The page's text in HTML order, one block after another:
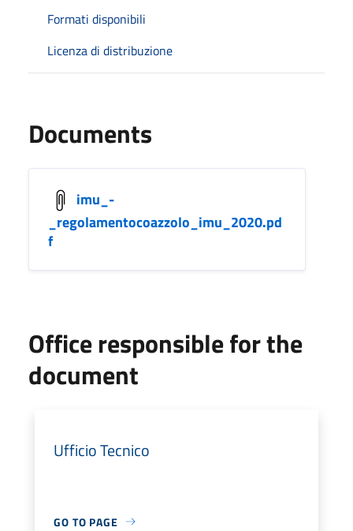
Formati disponibili
Licenza di distribuzione
Documents
imu_-
_regolamentocoazzolo_imu_2020.pd
f
Office responsible for the
document
Ufficio Tecnico
GO TO PAGE